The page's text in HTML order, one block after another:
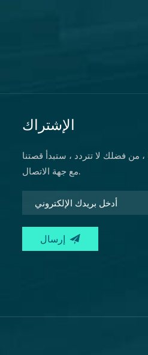
الإشتراك
، من فضلك لا تتردد ، ستبدأ قصتنا
مع جهة الاتصال.